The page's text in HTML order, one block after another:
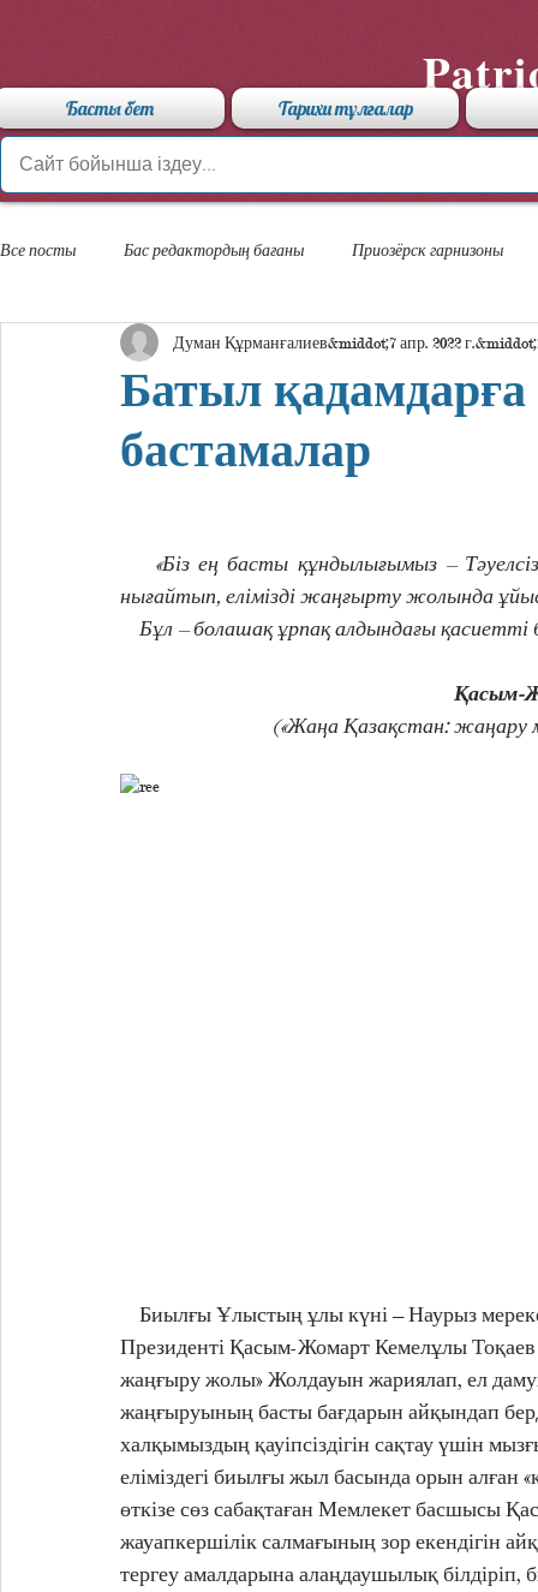
Басты бет Тарихи тұлғалар
Все посты Бас редактордың бағаны Приозёрск гарнизоны
«Арыстан» мамандандырылған лицейі
Батыл
бастамалар
Думан Құрманғалиев 7 апр. 2022 г.
нығайтып, елімізді жаңғырту жолында
Бұл – болашақ ұрпақ алдындағы
Қасым-
(«Жаңа
Президенті Қасым-Жомарт Кемелұлы
жаңғыру жолы» Жолдауын жариялап, ел
жаңғыруының басты бағдарын айқындап
халқымыздың қауіпсіздігін сақтау үшін
еліміздегі биылғы жыл басында орын алған
өткізе сөз сабақтаған Мемлекет басшысы
жауапкершілік салмағының зор екендігін
тергеу амалдарына алаңдаушылық білдіріп,